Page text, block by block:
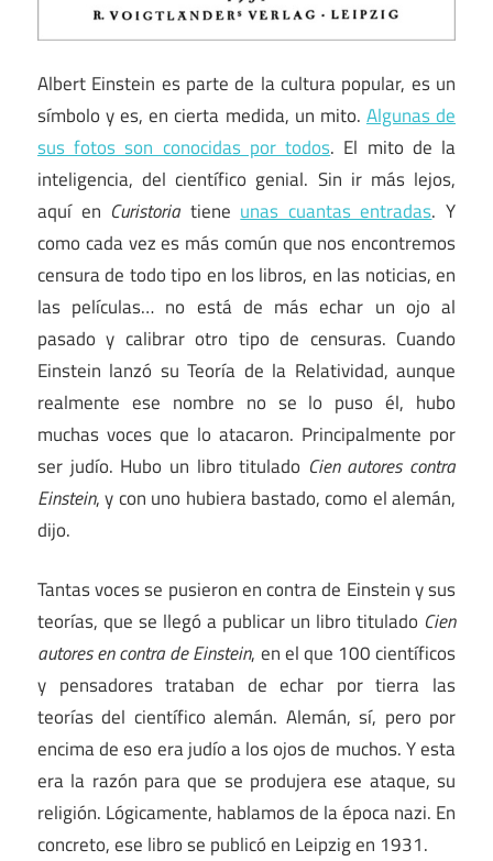
Albert Einstein es parte de la cultura popular, es un
símbolo y es, en cierta medida, un mito. Algunas de
sus fotos son conocidas por todos. El mito de la
inteligencia, del científico genial. Sin ir más lejos,
aquí en Curistoria tiene unas cuantas entradas. Y
como cada vez es más común que nos encontremos
censura de todo tipo en los libros, en las noticias, en
las películas… no está de más echar un ojo al
pasado y calibrar otro tipo de censuras. Cuando
Einstein lanzó su Teoría de la Relatividad, aunque
realmente ese nombre no se lo puso él, hubo
muchas voces que lo atacaron. Principalmente por
ser judío. Hubo un libro titulado Cien autores contra
Einstein, y con uno hubiera bastado, como el alemán,
dijo.
Tantas voces se pusieron en contra de Einstein y sus
teorías, que se llegó a publicar un libro titulado Cien
autores en contra de Einstein, en el que 100 científicos
y pensadores trataban de echar por tierra las
teorías del científico alemán. Alemán, sí, pero por
encima de eso era judío a los ojos de muchos. Y esta
era la razón para que se produjera ese ataque, su
religión. Lógicamente, hablamos de la época nazi. En
concreto, ese libro se publicó en Leipzig en 1931.